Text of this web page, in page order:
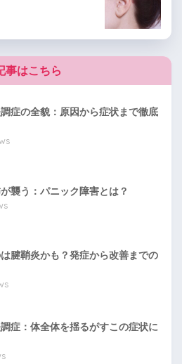
事はこちら
症の全貌：原因から症状まで徹底
襲う：パニック障害とは？
腱鞘炎かも？発症から改善までの
症：体全体を揺るがすこの症状に